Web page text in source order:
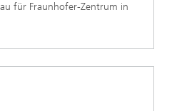
für Fraunhofer-Zentrum in